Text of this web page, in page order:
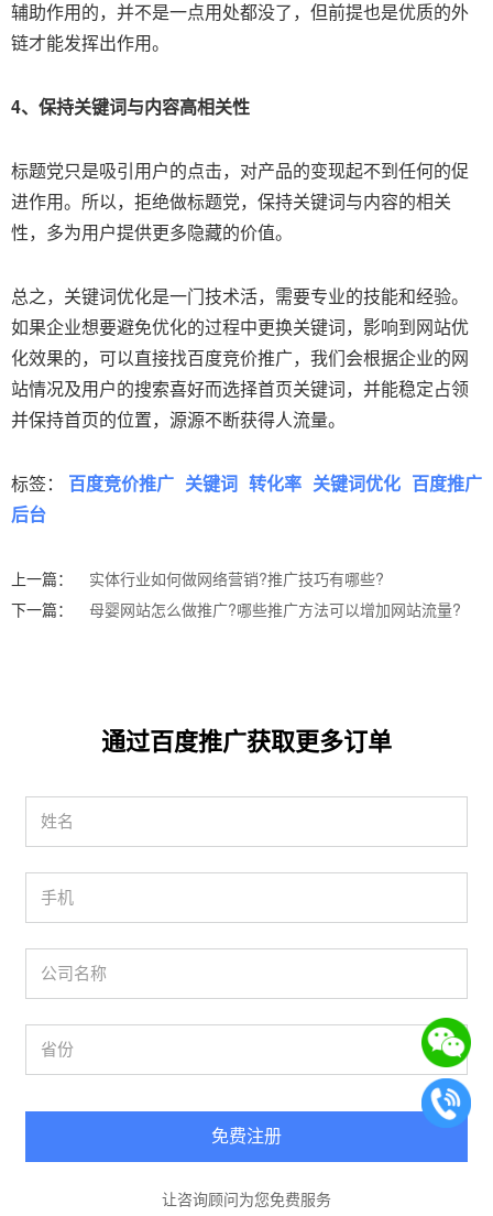
辅助作用的，并不是一点用处都没了，但前提也是优质的外
链才能发挥出作用。
4、保持关键词与内容高相关性
标题党只是吸引用户的点击，对产品的变现起不到任何的促
进作用。所以，拒绝做标题党，保持关键词与内容的相关
性，多为用户提供更多隐藏的价值。
总之，关键词优化是一门技术活，需要专业的技能和经验。
如果企业想要避免优化的过程中更换关键词，影响到网站优
化效果的，可以直接找百度竞价推广，我们会根据企业的网
站情况及用户的搜索喜好而选择首页关键词，并能稳定占领
并保持首页的位置，源源不断获得人流量。
标签： 百度竞价推广 关键词 转化率 关键词优化 百度推广
后台
上一篇：
实体行业如何做网络营销?推广技巧有哪些?
下一篇：
母婴网站怎么做推广?哪些推广方法可以增加网站流量?
通过百度推广获取更多订单
免费注册
让咨询顾问为您免费服务